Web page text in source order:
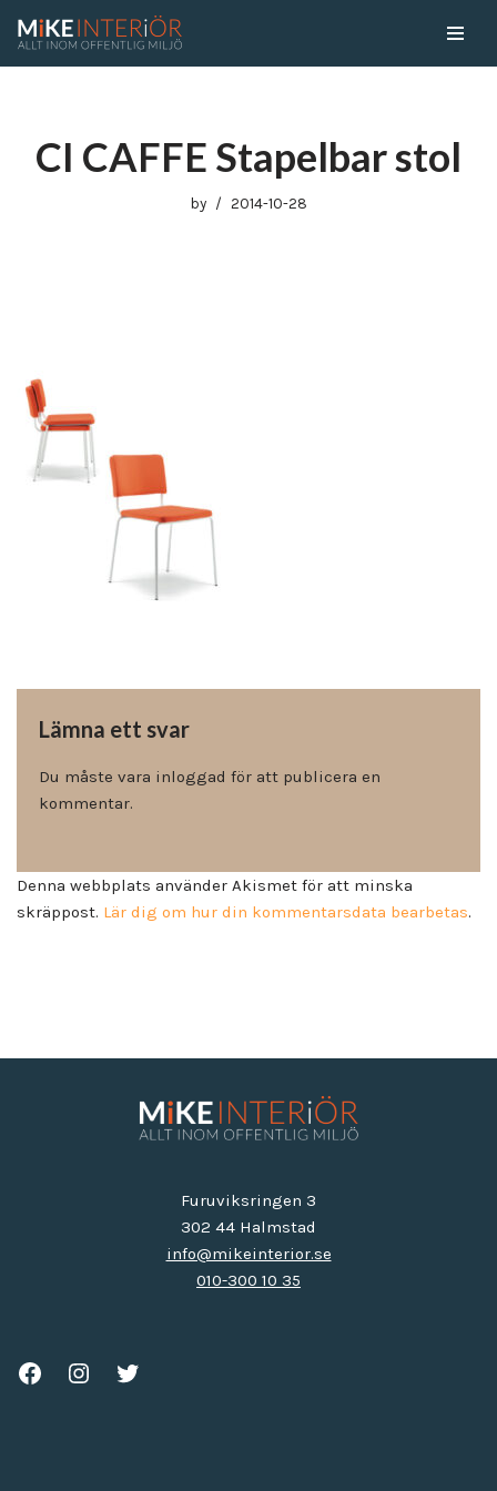
CI CAFFE Stapelbar stol
by 2014-10-28
Lämna ett svar
Du måste vara inloggad för att publicera en
kommentar.
Denna webbplats använder Akismet för att minska
skräppost. Lär dig om hur din kommentarsdata bearbetas.
Furuviksringen 3
302 44 Halmstad
info@mikeinterior.se
010-300 10 35